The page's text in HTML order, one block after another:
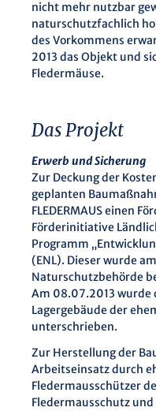
nicht mehr nutzbar
naturschutzfachlich
des Vorkommens
2013 das Objekt und
Fledermäuse.
Das Projekt
Erwerb und Sicherung
Zur Deckung der
geplanten
FLEDERMAUS einen
Förderinitiative
Programm
(ENL). Dieser wurde
Naturschutzbehörde
Am 08.07.2013 wurde
Lagergebäude der
unterschrieben.
Zur Herstellung der
Arbeitseinsatz durch
Fledermausschützer
Fledermausschutz